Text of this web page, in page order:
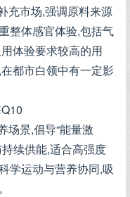
充市场,强调原料来源
整体感官体验,包括气
体验要求较高的用
都市白领中有一定影
场景,倡导“能量激
续供能,适合高强度
学运动与营养协同,吸